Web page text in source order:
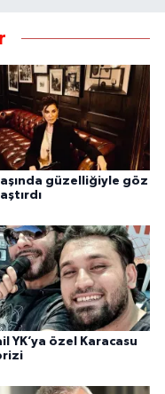
güzelliğiyle göz
YK’ya özel Karacasu